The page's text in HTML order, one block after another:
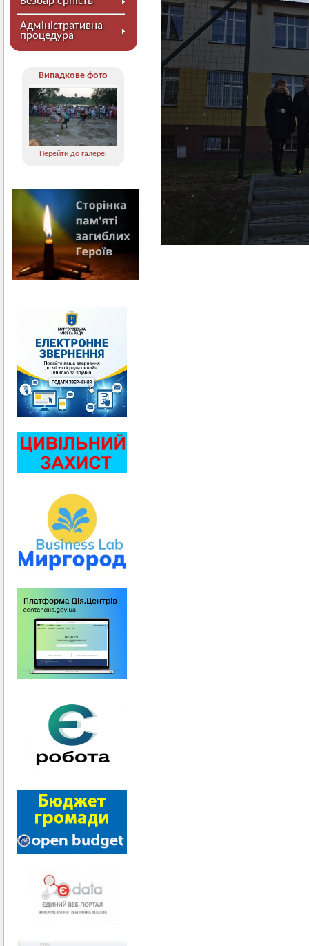
Адміністративна
процедура
Випадкове фото
Перейти до галереї